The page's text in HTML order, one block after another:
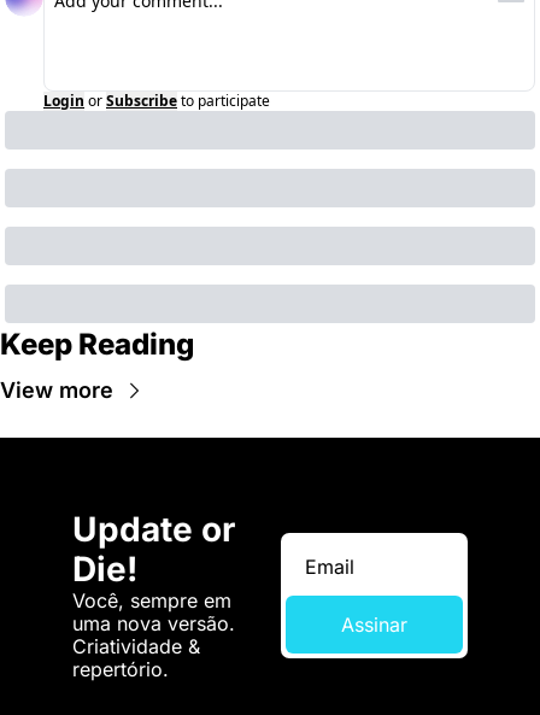
Login orSubscribeto participate
Keep Reading
View more
Update or
Die!
Você, sempre em
uma nova versão.
Criatividade &
repertório.
Assinar